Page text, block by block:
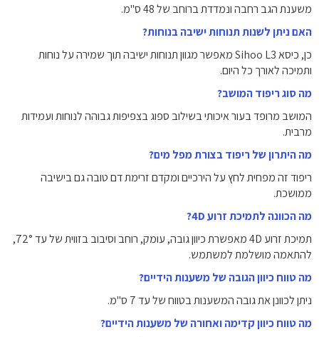
משענת הגב רחבה ונמדדת ברוחב של 48 ס"מ.
האם ניתן לשנות תנוחות ישיבה בנוחות?
כן, כיסא Sihoo L3 מאפשר מגוון תנוחות ישיבה תוך שמירה על נוחות
ותמיכה לאורך כל היום.
מה סוג ריפוד המושב?
המושב מרופד בעור איכותי בשילוב ספוג בצפיפות גבוהה לנוחות ועמידות
מרבית.
מה היתרון של ריפוד בצורת מפל מים?
ריפוד זה מפחית לחץ על הירכיים ומקדם זרימת דם טובה גם בישיבה
ממושכת.
מה הכוונה לתמיכת זרוע 4D?
תמיכת זרוע 4D מאפשרת כיוון גובה, עומק, רוחב וסיבוב בזווית של עד 72°,
להתאמה מושלמת למשתמש.
מה טווח כיוון הגובה של משענות הידיים?
ניתן לכוונן את גובה המשענות בטווח של עד 7 ס"מ.
מה טווח כיוון קדימה ואחורה של משענות הידיים?